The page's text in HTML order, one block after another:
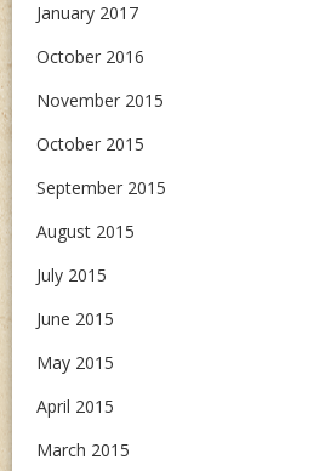
January 2017
October 2016
November 2015
October 2015
September 2015
August 2015
July 2015
June 2015
May 2015
April 2015
March 2015